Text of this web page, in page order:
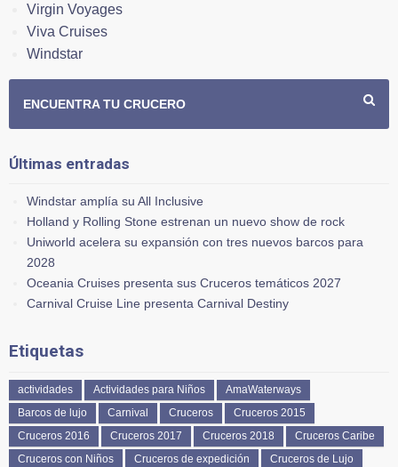
Virgin Voyages
Viva Cruises
Windstar
ENCUENTRA TU CRUCERO
Últimas entradas
Windstar amplía su All Inclusive
Holland y Rolling Stone estrenan un nuevo show de rock
Uniworld acelera su expansión con tres nuevos barcos para
2028
Oceania Cruises presenta sus Cruceros temáticos 2027
Carnival Cruise Line presenta Carnival Destiny
Etiquetas
actividades Actividades para Niños
AmaWaterways
Barcos de lujo
Carnival Cruceros
Cruceros 2015
Cruceros 2016
Cruceros 2017 Cruceros 2018
Cruceros Caribe
Cruceros con Niños
Cruceros de expedición
Cruceros de Lujo